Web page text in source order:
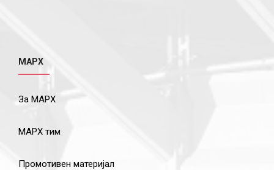
МАРХ
За МАРХ
МАРХ тим
Промотивен материјал